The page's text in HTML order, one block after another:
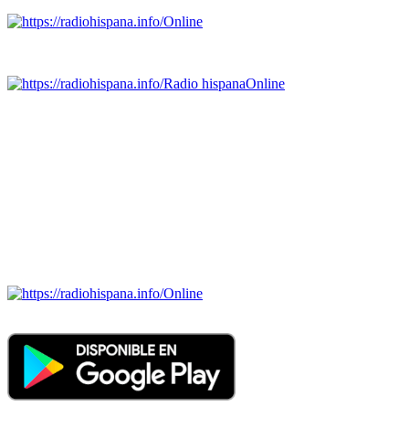
Online
Radio hispanaOnline
Online